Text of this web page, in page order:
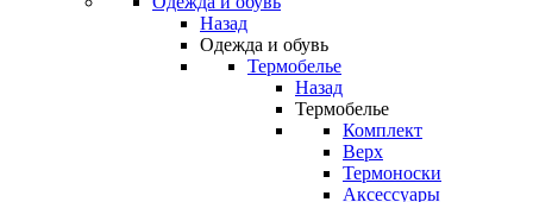
Назад
Одежда и обувь
Термобелье
Назад
Термобелье
Комплект
Верх
Термоноски
Аксессуары